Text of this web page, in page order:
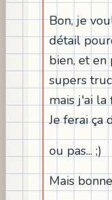
Bon, je
détail
bien, et
supers
mais j'ai la
Je ferai ça
ou pas... ;)
Mais